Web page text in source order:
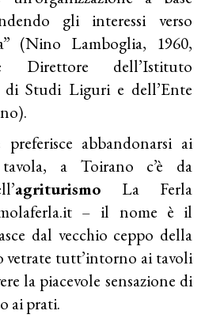
gli interessi verso
(Nino Lamboglia, 1960,
Direttore dell’Istituto
di Studi Liguri e dell’Ente
abbandonarsi ai
a Toirano c’è da
agriturismo La Ferla
– il nome è il
dal vecchio ceppo della
vetrate tutt’intorno ai tavoli
la piacevole sensazione di
ai prati.